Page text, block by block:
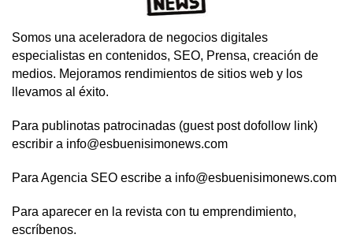
Somos una aceleradora de negocios digitales
especialistas en contenidos, SEO, Prensa, creación de
medios. Mejoramos rendimientos de sitios web y los
llevamos al éxito.
Para publinotas patrocinadas (guest post dofollow link)
escribir a info@esbuenisimonews.com
Para Agencia SEO escribe a info@esbuenisimonews.com
Para aparecer en la revista con tu emprendimiento,
escríbenos.